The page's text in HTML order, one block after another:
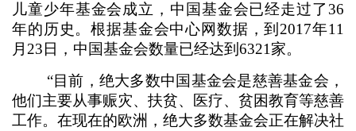
儿童少年基金会成立，中国基金会已经走过了36
年的历史。根据基金会中心网数据，到2017年11
月23日，中国基金会数量已经达到6321家。
“目前，绝大多数中国基金会是慈善基金会，
他们主要从事赈灾、扶贫、医疗、贫困教育等慈善
工作。在现在的欧洲，绝大多数基金会正在解决社